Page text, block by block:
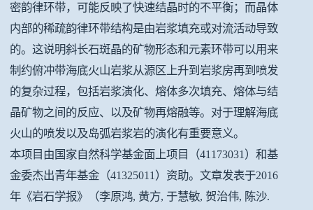
密韵律环带，可能反映了快速结晶时的不平衡；而晶体
内部的稀疏韵律环带结构是由岩浆填充或对流活动导致
的。这说明斜长石斑晶的矿物形态和元素环带可以用来
制约俯冲带海底火山岩浆从源区上升到岩浆房再到喷发
的复杂过程，包括岩浆演化、熔体多次填充、熔体与结
晶矿物之间的反应、以及矿物再熔融等。对于理解海底
火山的喷发以及岛弧岩浆岩的演化有重要意义。
本项目由国家自然科学基金面上项目（41173031）和基
金委杰出青年基金（41325011）资助。文章发表于2016
年《岩石学报》（李原鸿, 黄方, 于慧敏, 贺治伟, 陈沙.